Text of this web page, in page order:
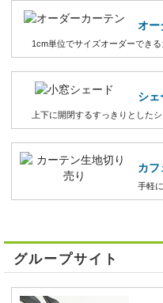
オー
1cm単位でサイズオーダーできる
シェ
上下に開閉するすっきりとしたシ
カフ
手軽
グループサイト